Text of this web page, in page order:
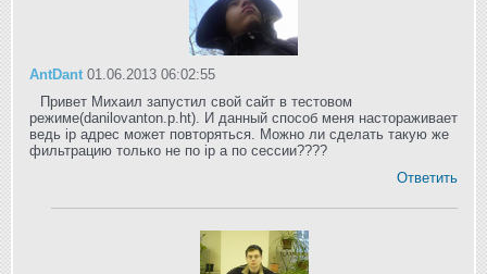
AntDant 01.06.2013 06:02:55
Привет Михаил запустил свой сайт в тестовом
режиме(danilovanton.p.ht). И данный способ меня настораживает
ведь ip адрес может повторяться. Можно ли сделать такую же
фильтрацию только не по ip а по сессии????
Ответить